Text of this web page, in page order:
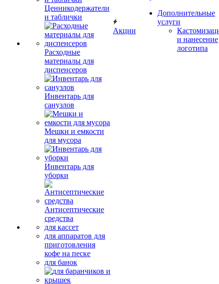
Ценникодержатели
и таблички
Расходные
материалы для
диспенсеров
Инвентарь для
санузлов
Мешки и емкости
для мусора
Инвентарь для
уборки
Антисептические
средства
для кассет
для аппаратов для
приготовления
кофе на песке
для банок
Акции
Дополнительные
услуги
и нанесение
логотипа